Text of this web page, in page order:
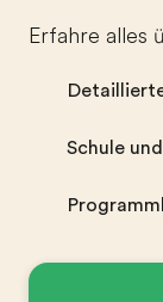
Wer wir sind
Karriere
Erfahre alles
Schule